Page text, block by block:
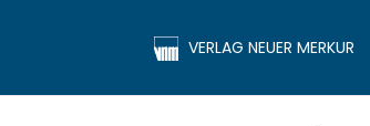
VERLAG NEUER MERKUR